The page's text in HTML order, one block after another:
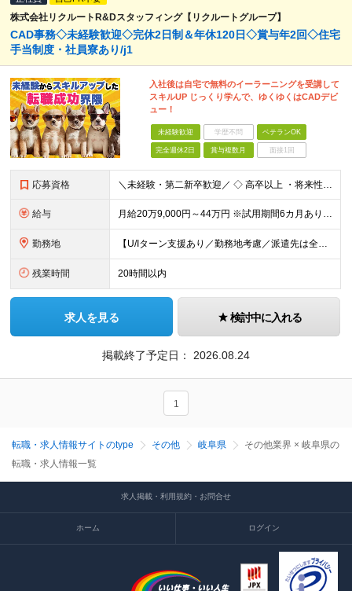
株式会社リクルートR&Dスタッフィング【リクルートグループ】
CAD事務◇未経験歓迎◇完休2日制＆年休120日◇賞与年2回◇住宅
手当制度・社員寮あり/j1
入社後は自宅で無料のイーラーニングを受講して
スキルUP じっくり学んで、ゆくゆくはCADデビ
ュー！
未経験歓迎 学歴不問 ベテランOK
完全週休2日 賞与複数月 面接1回
応募資格 ＼未経験・第二新卒歓迎／ ◇ 高卒以上 ・将来性がありそうだと思ったから ・正社員としてしっかり稼ぎたい ・手に職つけたくて など志望理由は何でもOK！ 仕事は1からレクチャーしますので、 全くの未
給与 月給20万9,000円～44万円 ※試用期間6カ月あり（期間中の待遇に変更なし） ※経験・能力・前給を考慮の上、決定いたします ※時間外手当100％支給 ※派遣就業先が変更となる場合には、就業規則、
勤務地 【U/Iターン支援あり／勤務地考慮／派遣先は全国36都府県】 引越補助、社員寮、住宅手当制度あり。U/Iターンも歓迎です！ ■東北エリア／青森・岩手・宮城・秋田・山形・福島 ■関東エリア／東京・埼玉
残業時間 20時間以内
求人を見る 検討中に入れる
掲載終了予定日： 2026.08.24
1
転職・求人情報サイトのtype その他 岐阜県
その他業界 × 岐阜県の
転職・求人情報一覧
求人掲載・利用規約・お問合せ
ホーム ログイン